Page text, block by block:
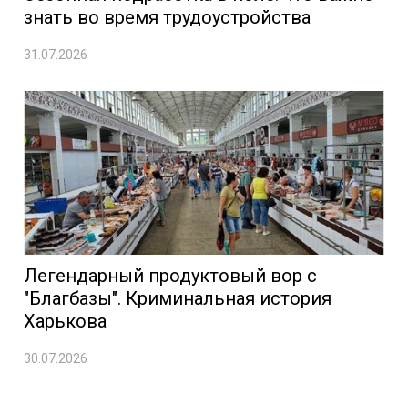
знать во время трудоустройства
31.07.2026
Легендарный продуктовый вор с
"Благбазы". Криминальная история
Харькова
30.07.2026